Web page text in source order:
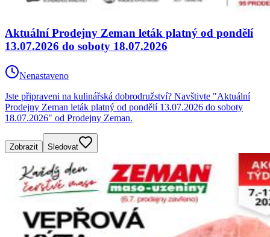
Aktuální Prodejny Zeman leták platný od pondělí
13.07.2026 do soboty 18.07.2026
Nenastaveno
Jste připraveni na kulinářská dobrodružství? Navštivte "Aktuální
Prodejny Zeman leták platný od pondělí 13.07.2026 do soboty
18.07.2026" od Prodejny Zeman.
Zobrazit Sledovat